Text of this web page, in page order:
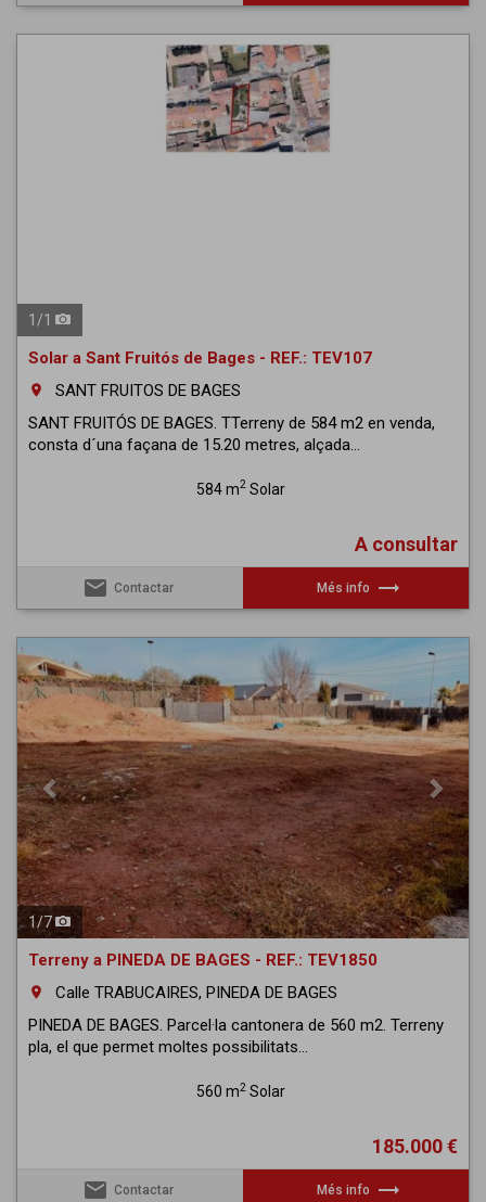
1 /1
Solar a Sant Fruitós de Bages - REF.: TEV107
room
SANT FRUITOS DE BAGES
SANT FRUITÓS DE BAGES. TTerreny de 584 m2 en venda,
consta d´una façana de 15.20 metres, alçada...
584 m2Solar
A consultar
email Contactar Més info trending_flat
Next
1/7
Terreny a PINEDA DE BAGES - REF.: TEV1850
room
Calle TRABUCAIRES, PINEDA DE BAGES
PINEDA DE BAGES. Parcel·la cantonera de 560 m2. Terreny
pla, el que permet moltes possibilitats...
560 m2Solar
185.000 €
email Contactar Més info trending_flat